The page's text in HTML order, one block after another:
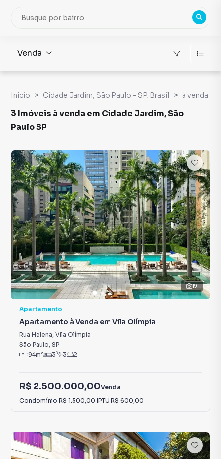
Venda
Início Cidade Jardim, São Paulo - SP, Brasil à venda
3 Imóveis à venda em Cidade Jardim, São
Paulo SP
19
Apartamento
Apartamento à Venda em Vila Olímpia
Rua Helena, Vila Olímpia
São Paulo, SP
94m² 3 3 2
R$ 2.500.000,00Venda
Condomínio R$ 1.500,00·IPTU R$ 600,00